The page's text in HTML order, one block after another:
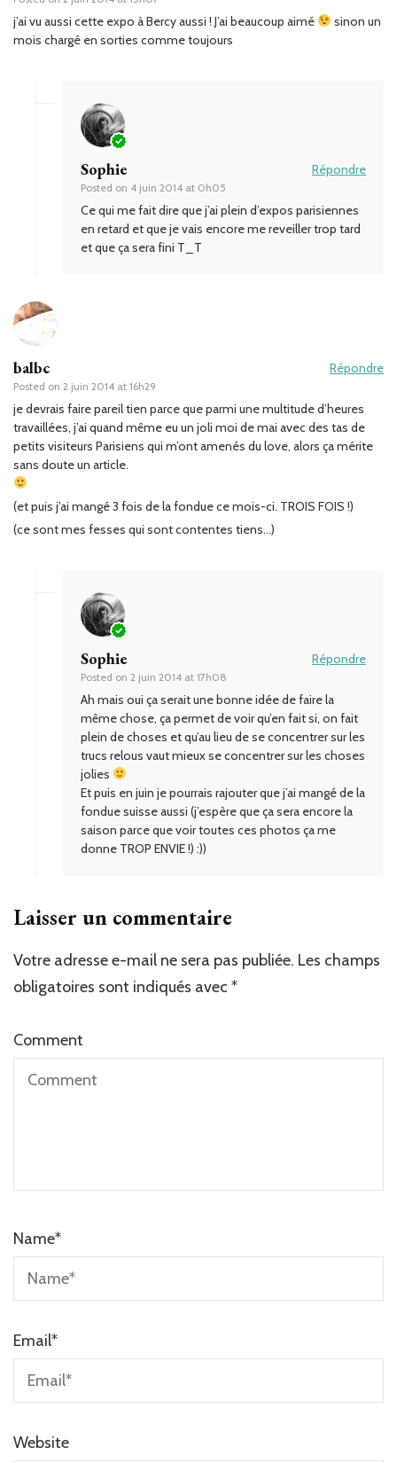
j’ai vu aussi cette expo à Bercy aussi ! J’ai beaucoup aimé
sinon un
mois chargé en sorties comme toujours
Sophie
Posted on 4 juin 2014 at 0h05
Répondre
Ce qui me fait dire que j’ai plein d’expos parisiennes
en retard et que je vais encore me reveiller trop tard
et que ça sera fini T_T
balbc
Posted on 2 juin 2014 at 16h29
Répondre
je devrais faire pareil tien parce que parmi une multitude d’heures
travaillées, j’ai quand même eu un joli moi de mai avec des tas de
petits visiteurs Parisiens qui m’ont amenés du love, alors ça mérite
sans doute un article.
(et puis j’ai mangé 3 fois de la fondue ce mois-ci. TROIS FOIS !)
(ce sont mes fesses qui sont contentes tiens…)
Sophie
Posted on 2 juin 2014 at 17h08
Répondre
Ah mais oui ça serait une bonne idée de faire la
même chose, ça permet de voir qu’en fait si, on fait
plein de choses et qu’au lieu de se concentrer sur les
trucs relous vaut mieux se concentrer sur les choses
jolies
Et puis en juin je pourrais rajouter que j’ai mangé de la
fondue suisse aussi (j’espère que ça sera encore la
saison parce que voir toutes ces photos ça me
donne TROP ENVIE !) :))
Laisser un commentaire
Votre adresse e-mail ne sera pas publiée. Les champs
obligatoires sont indiqués avec *
Comment
Name*
Email*
Website